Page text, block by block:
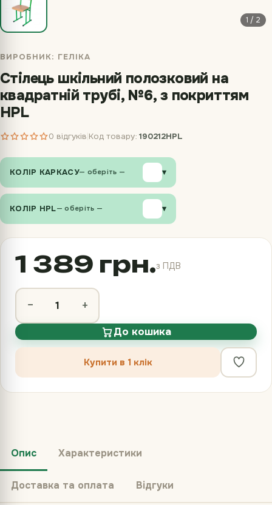
1 / 2
ВИРОБНИК: ГЕЛІКА
Стілець шкільний полозковий на
квадратній трубі, №6, з покриттям
HPL
0 відгуків Код товару: 190212HPL
КОЛІР КАРКАСУ— оберіть — ▾
КОЛІР HPL— оберіть — ▾
1 389 грн.з ПДВ
− +
До кошика
Купити в 1 клік
Опис Характеристики
Доставка та оплата Відгуки